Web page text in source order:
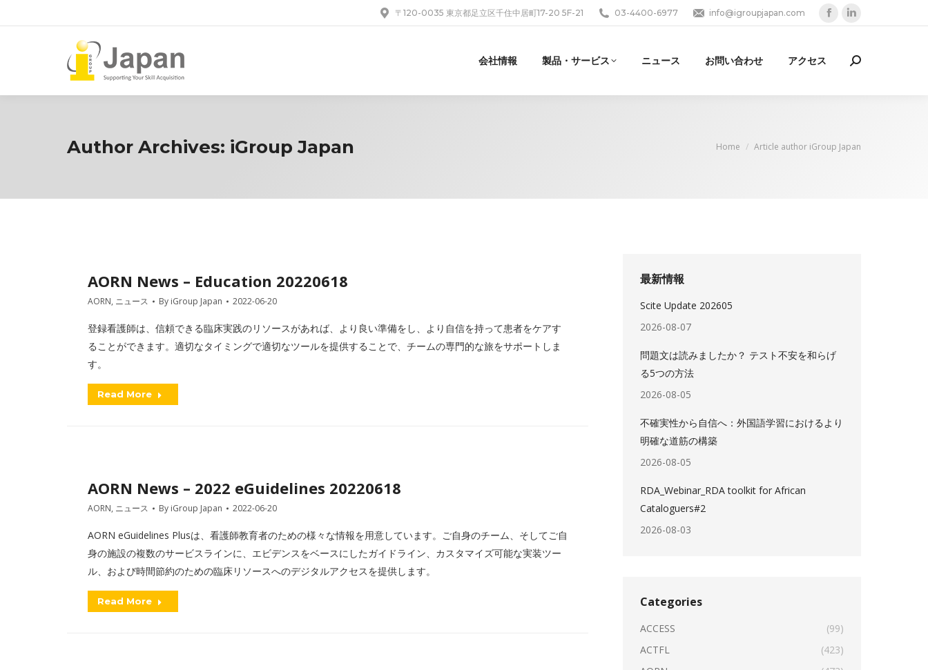
〒120-0035 東京都足立区千住中居町17-20 5F-21 03-4400-6977 info@igroupjapan.com
opensopens
会社情報 製品・サービス ニュース お問い合わせ アクセス Search:
Author Archives: iGroup Japan You are here:
Home Article author iGroup Japan
AORN News – Education 20220618
AORN, ニュース By iGroup Japan 2022-06-20
登録看護師は、信頼できる臨床実践のリソースがあれば、より良い準備をし、より自信を持って患者をケアす
ることができます。適切なタイミングで適切なツールを提供することで、チームの専門的な旅をサポートしま
す。
Read More
AORN News – 2022 eGuidelines 20220618
AORN, ニュース By iGroup Japan 2022-06-20
AORN eGuidelines Plusは、看護師教育者のための様々な情報を用意しています。ご自身のチーム、そしてご自
身の施設の複数のサービスラインに、エビデンスをベースにしたガイドライン、カスタマイズ可能な実装ツー
ル、および時間節約のための臨床リソースへのデジタルアクセスを提供します。
Read More
最新情報
Scite Update 202605
2026-08-07
問題文は読みましたか？ テスト不安を和らげ
る5つの方法
2026-08-05
不確実性から自信へ：外国語学習におけるより
明確な道筋の構築
2026-08-05
RDA_Webinar_RDA toolkit for African
Cataloguers#2
2026-08-03
Categories
ACCESS
(99)
ACTFL
(423)